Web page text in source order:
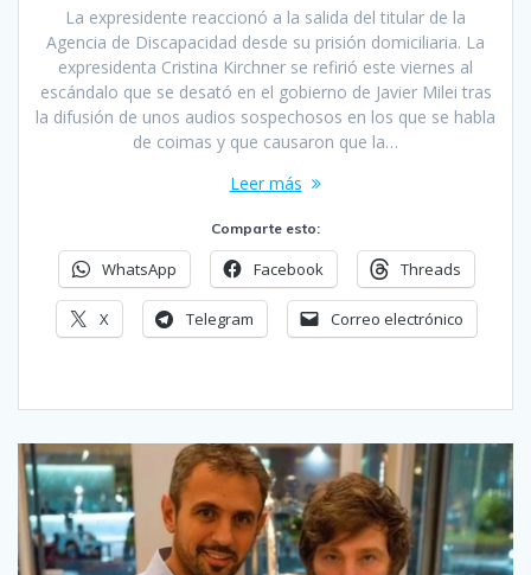
La expresidente reaccionó a la salida del titular de la
Agencia de Discapacidad desde su prisión domiciliaria. La
expresidenta Cristina Kirchner se refirió este viernes al
escándalo que se desató en el gobierno de Javier Milei tras
la difusión de unos audios sospechosos en los que se habla
de coimas y que causaron que la…
Leer más
Comparte esto:
WhatsApp Facebook Threads
X Telegram Correo electrónico